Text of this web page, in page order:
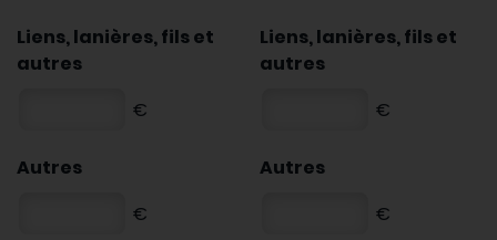
Liens, lanières, fils et
autres
€
Liens, lanières, fils et
autres
€
Autres
€
Autres
€